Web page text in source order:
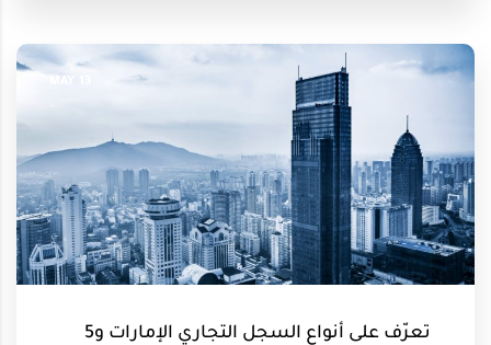
تعرّف على أنواع السجل التجاري الإمارات و5